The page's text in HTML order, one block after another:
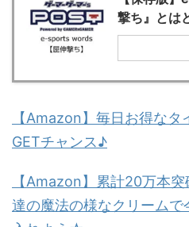
撃ち』とは
【Amazon】毎日お得な
GETチャンス♪
【Amazon】累計20万本
達の魔法の様なクリーム